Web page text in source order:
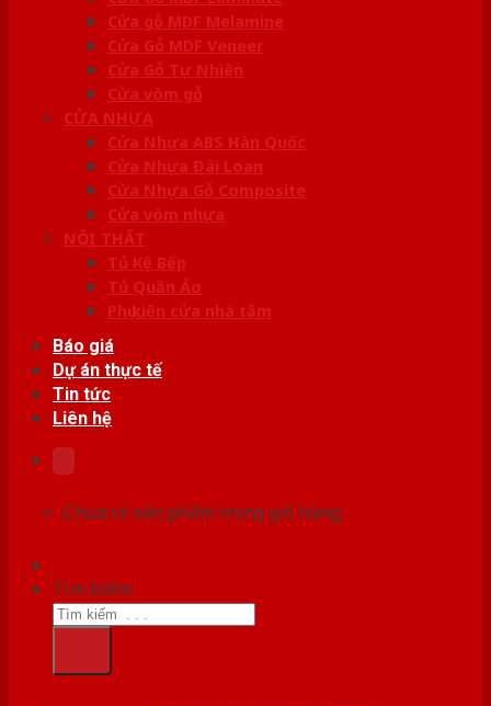
Cửa gỗ MDF Melamine
Cửa Gỗ MDF Veneer
Cửa Gỗ Tự Nhiên
Cửa vòm gỗ
CỬA NHỰA
Cửa Nhựa ABS Hàn Quốc
Cửa Nhựa Đài Loan
Cửa Nhựa Gỗ Composite
Cửa vòm nhựa
NỘI THẤT
Tủ Kệ Bếp
Tủ Quần Áo
Phụ kiện cửa nhà tắm
Báo giá
Dự án thực tế
Tin tức
Liên hệ
Chưa có sản phẩm trong giỏ hàng.
Tìm kiếm: